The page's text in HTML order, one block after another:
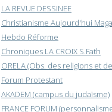
LA REVUE DESSINEE
Christianisme Aujourd'hui
Hebdo Réforme
Chroniques LA CROIX S.Fath
ORELA (Obs. des religions et
Forum Protestant
AKADEM (campus du judaïsme)
FRANCE FORUM